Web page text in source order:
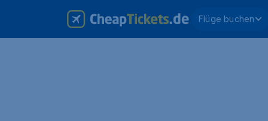
Flüge buchen